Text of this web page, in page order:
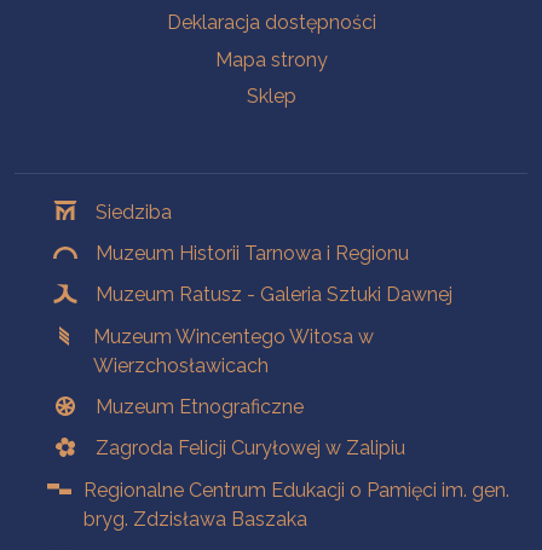
Deklaracja dostępności
Mapa strony
Sklep
Siedziba
Muzeum Historii Tarnowa i Regionu
Muzeum Ratusz - Galeria Sztuki Dawnej
Muzeum Wincentego Witosa w
Wierzchosławicach
Muzeum Etnograficzne
Zagroda Felicji Curyłowej w Zalipiu
Regionalne Centrum Edukacji o Pamięci im. gen.
bryg. Zdzisława Baszaka